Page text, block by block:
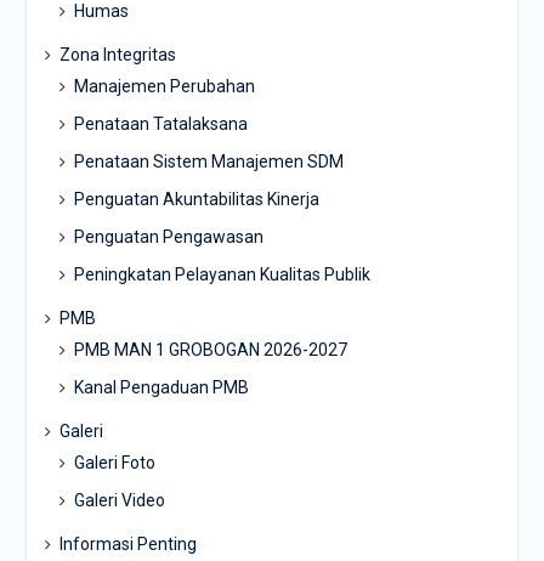
Humas
Zona Integritas
Manajemen Perubahan
Penataan Tatalaksana
Penataan Sistem Manajemen SDM
Penguatan Akuntabilitas Kinerja
Penguatan Pengawasan
Peningkatan Pelayanan Kualitas Publik
PMB
PMB MAN 1 GROBOGAN 2026-2027
Kanal Pengaduan PMB
Galeri
Galeri Foto
Galeri Video
Informasi Penting